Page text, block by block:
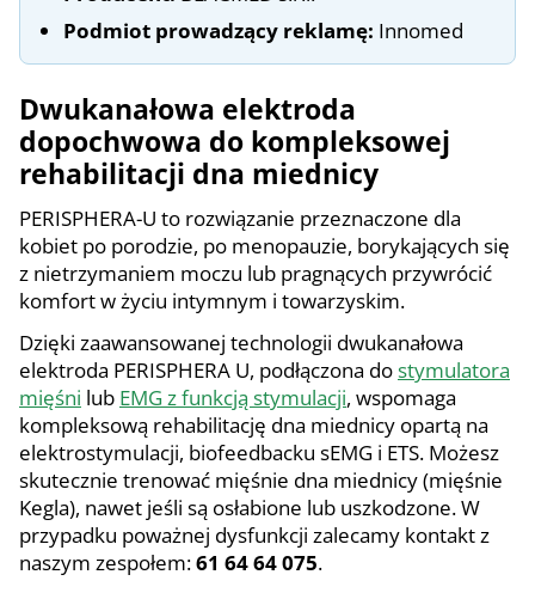
Podmiot prowadzący reklamę: Innomed
Dwukanałowa elektroda
dopochwowa do kompleksowej
rehabilitacji dna miednicy
PERISPHERA-U to rozwiązanie przeznaczone dla
kobiet po porodzie, po menopauzie, borykających się
z nietrzymaniem moczu lub pragnących przywrócić
komfort w życiu intymnym i towarzyskim.
Dzięki zaawansowanej technologii dwukanałowa
elektroda PERISPHERA U, podłączona dostymulatora
mięśni lub EMG z funkcją stymulacji, wspomaga
kompleksową rehabilitację dna miednicy opartą na
elektrostymulacji, biofeedbacku sEMG i ETS. Możesz
skutecznie trenować mięśnie dna miednicy (mięśnie
Kegla), nawet jeśli są osłabione lub uszkodzone. W
przypadku poważnej dysfunkcji zalecamy kontakt z
naszym zespołem:61 64 64 075.